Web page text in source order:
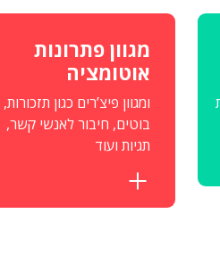
מגוון פתרונות
אוטומציה
ומגוון פיצ’רים כגון תזכורות,
בוטים, חיבור לאנשי קשר,
תגיות ועוד